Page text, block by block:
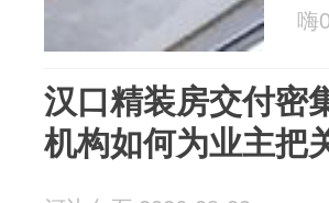
嗨
汉口精装房交付密
机构如何为业主把